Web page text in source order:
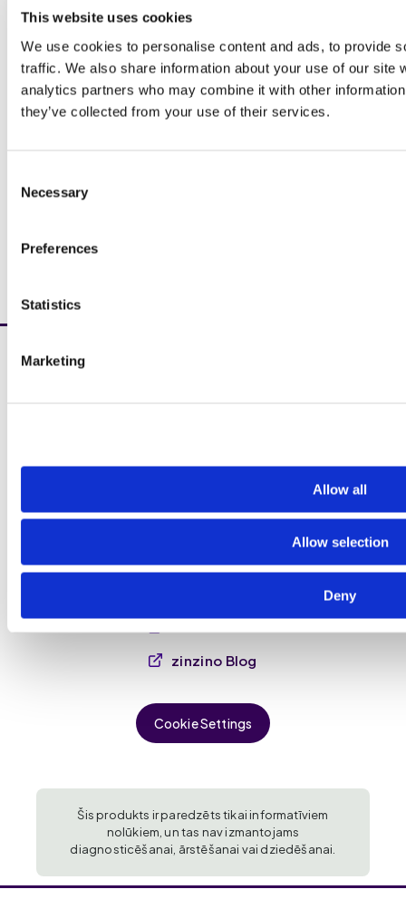
This website uses cookies
We use cookies to personalise content and ads, to provide
traffic. We also share information about your use of our site
analytics partners who may combine it with other
they’ve collected from your use of their services.
Selection
Necessary
Preferences
Statistics
Marketing
Allow all
Allow selection
Deny
eikozapentaēnskābi (EPA) un dokozaheksaēnskābi
labsajūtu. Šim indeksam vajadzētu būt zem 1:1. Ja šī
sarkanā krāsā), jums var nākt par labu uztura mainīšana
mainīšanā”.
Inspire change in life — mēs veicinām nākamās paaudzes uzturu
ar testos balstītiem, zinātniski pierādītiem uztura
zinzino Blog
Cookie Settings
Šis produkts ir paredzēts tikai informatīviem
nolūkiem, un tas nav izmantojams
diagnosticēšanai, ārstēšanai vai dziedēšanai.